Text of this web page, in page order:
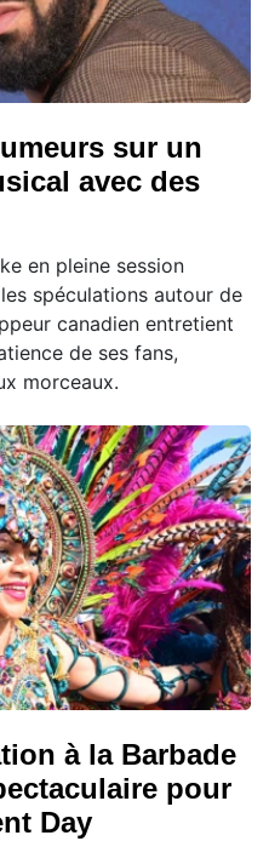
sur un
avec des
en pleine session
spéculations autour de
canadien entretient
de ses fans,
morceaux.
à la Barbade
pour
Day